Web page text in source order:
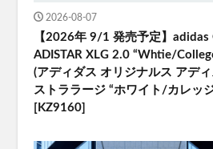
2026-08-07
【2026年 9/1 発売予定】adidas
ADISTAR XLG 2.0 “Whtie/
(アディダス オリジナルス アデ
ストララージ “ホワイト/カレッ
[KZ9160]